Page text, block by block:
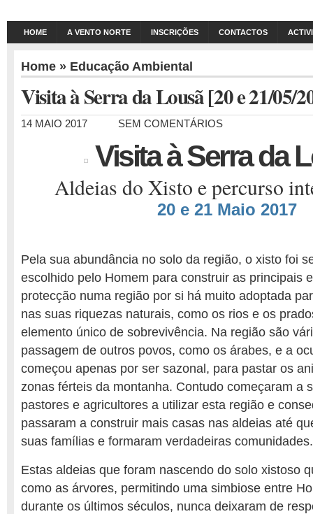
HOME A VENTO NORTE INSCRIÇÕES CONTACTOS
Home » Educação Ambiental
Visita à Serra da Lousã [20 e 21/05/
14 MAIO 2017 SEM COMENTÁRIOS
Visita à Serra da
Aldeias do Xisto e percurso
20 e 21 Maio 2017
Pela sua abundância no solo da região, o xisto foi
escolhido pelo Homem para construir as principais
protecção numa região por si há muito adoptada
nas suas riquezas naturais, como os rios e os
elemento único de sobrevivência. Na região são
passagem de outros povos, como os árabes, e a
começou apenas por ser sazonal, para pastar os
zonas férteis da montanha. Contudo começaram a
pastores e agricultores a utilizar esta região e
passaram a construir mais casas nas aldeias até
suas famílias e formaram verdadeiras comunidades.
Estas aldeias que foram nascendo do solo xistoso
como as árvores, permitindo uma simbiose entre
durante os últimos séculos, nunca deixaram de